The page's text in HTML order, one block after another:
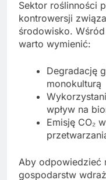
Sektor roślinności
kontrowersji
środowisko.
warto wymienić:
Degradację
monokulturą
wpływ na
Emisję CO₂
Aby odpowiedzieć
gospodarstw